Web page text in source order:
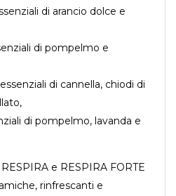
di arancio dolce e
di pompelmo e
di cannella, chiodi di
di pompelmo, lavanda e
e RESPIRA FORTE
rinfrescanti e